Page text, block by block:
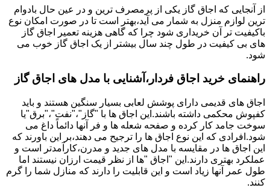
از آنجایی که اجاق گاز یکی از پرمصرف ترین و در عین حال بادوام
ترین لوازم منزل به شمار می آید،بهتر است تا در صورت امکان نوع
باکیفیت تر آن خریداری شود چرا که گاهی هزینه تعمیر اجاق گاز
های بی کیفیت در طول چند سال بیشتر از یک اجاق گاز خوب می
شود.
راهنمای خرید اجاق فردار،آشنایی با مدل های اجاق گاز
اجاق های قدیمی دارای پوشش لعابی بسیار سنگین هستند و باید
کفپوش محکمی داشته باشند.این اجاق ها با "گاز"،"نفت"،"برق"یا
سوخت جامد کار کرده و صفحه شعله ها و فر آنها دائماً داغ می
شود.افرادی که این نوع اجاق ها را ترجیح می دهند،بر این باورند که
این اجاق ها در مقایسه با مدل های جدید و مدرن،کارآمدتر است و
عملکرد بهتری دارند.این "اجاق "ها از نظر قیمت ارزان نیستند اما
طول عمر آنها زیاد است و این قابلیت را دارند که منازل شما را گرم
کنند.